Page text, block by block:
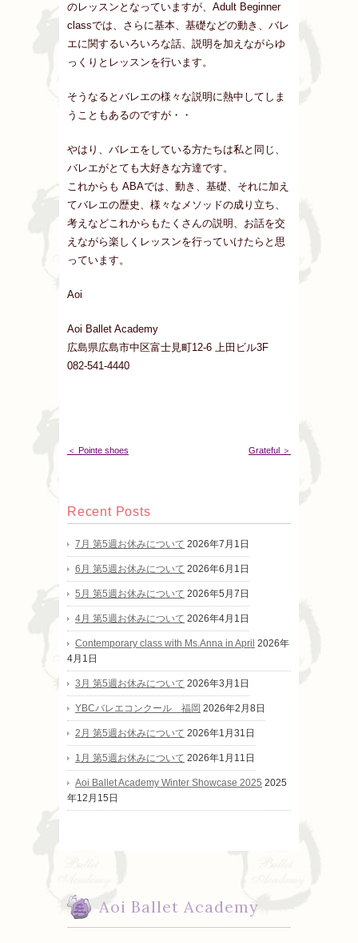
のレッスンとなっていますが、Adult Beginner
classでは、さらに基本、基礎などの動き、バレ
エに関するいろいろな話、説明を加えながらゆ
っくりとレッスンを行います。
そうなるとバレエの様々な説明に熱中してしま
うこともあるのですが・・
やはり、バレエをしている方たちは私と同じ、
バレエがとても大好きな方達です。
これからも ABAでは、動き、基礎、それに加え
てバレエの歴史、様々なメソッドの成り立ち、
考えなどこれからもたくさんの説明、お話を交
えながら楽しくレッスンを行っていけたらと思
っています。
Aoi
Aoi Ballet Academy
広島県広島市中区富士見町12-6 上田ビル3F
082-541-4440
＜ Pointe shoes Grateful ＞
Recent Posts
7月 第5週お休みについて 2026年7月1日
6月 第5週お休みについて 2026年6月1日
5月 第5週お休みについて 2026年5月7日
4月 第5週お休みについて 2026年4月1日
Contemporary class with Ms.Anna in April 2026年
4月1日
3月 第5週お休みについて 2026年3月1日
YBCバレエコンクール 福岡 2026年2月8日
2月 第5週お休みについて 2026年1月31日
1月 第5週お休みについて 2026年1月11日
Aoi Ballet Academy Winter Showcase 2025 2025
年12月15日
Aoi Ballet Academy